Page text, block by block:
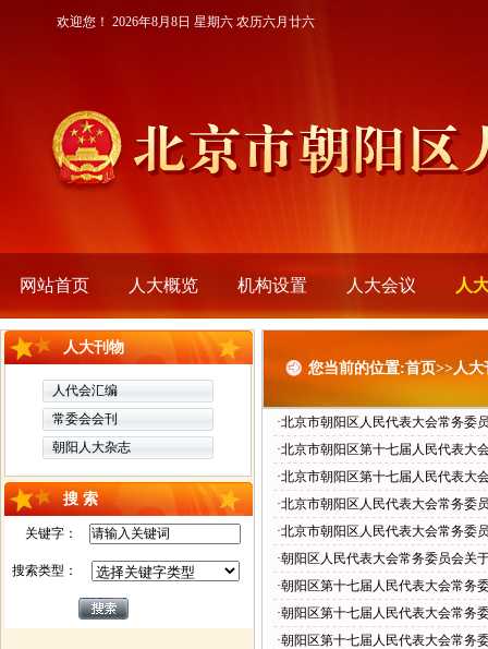
欢迎您！ 2026年8月8日 星期六 农历六月廿六
网站首页 人大概览 机构设置 人大会议 人
人大刊物
人代会汇编
常委会会刊
朝阳人大杂志
搜 索
关键字：
搜索类型：
您当前的位置:首页>>人
·北京市朝阳区人民代表大会常务委
·北京市朝阳区第十七届人民代表大
·北京市朝阳区第十七届人民代表大
·北京市朝阳区人民代表大会常务委
·北京市朝阳区人民代表大会常务委
·朝阳区人民代表大会常务委员会关
·朝阳区第十七届人民代表大会常务
·朝阳区第十七届人民代表大会常务
·朝阳区第十七届人民代表大会常务